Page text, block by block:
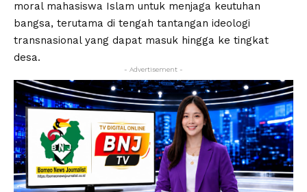
moral mahasiswa Islam untuk menjaga keutuhan
bangsa, terutama di tengah tantangan ideologi
transnasional yang dapat masuk hingga ke tingkat
desa.
- Advertisement -